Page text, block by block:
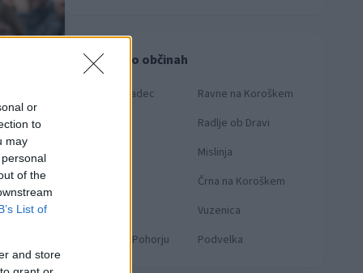
or
to
may
of the
List of
and store
Novice po občinah
Slovenj Gradec
Ravne na Koroškem
Radlje ob Dravi
Mislinja
Črna na Koroškem
Vuzenica
Ribnica na Pohorju
Podvelka